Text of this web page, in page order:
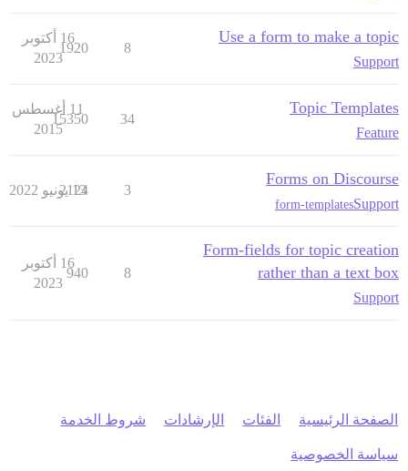
Use a form to make a topic
Support
8
1920
16 أكتوبر
2023
Topic Templates
Feature
34
15350
11 أغسطس
2015
Forms on Discourse
Support
form-templates
3
2124
13 يونيو 2022
Form-fields for topic creation
rather than a text box
Support
8
940
16 أكتوبر
2023
الصفحة الرئيسية الفئات الإرشادات شروط الخدمة
سياسة الخصوصية